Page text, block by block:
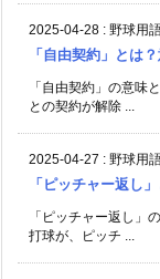
2025-04-28 : 野球用
「自由契約」とは
「自由契約」の意味
との契約が解除 ...
2025-04-27 : 野球用
「ピッチャー返し
「ピッチャー返し」
打球が、ピッチ ...